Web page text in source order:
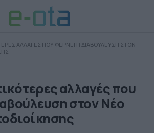
ΑΛΛΑΓΕΣ ΠΟΥ ΦΕΡΝΕΙ Η ΔΙΑΒΟΥΛΕΥΣΗ ΣΤΟΝ
αλλαγές που
στον Νέο